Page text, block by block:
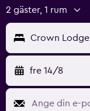
2 gäster, 1 rum
Crown Lodge
fre 14/8